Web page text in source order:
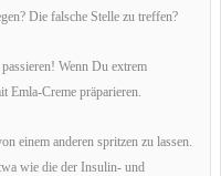
Die falsche Stelle zu treffen?
Wenn Du extrem
Emla-Creme präparieren.
einem anderen spritzen zu lassen.
wie die der Insulin- und